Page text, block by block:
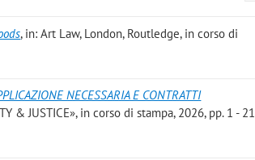
, in: Art Law, London, Routledge, in corso di
NECESSARIA E CONTRATTI
& JUSTICE», in corso di stampa, 2026, pp. 1 - 21